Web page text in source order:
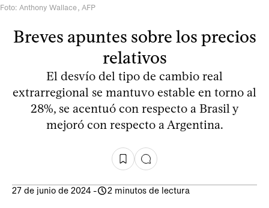
Foto: Anthony Wallace, AFP
Breves apuntes sobre los precios
relativos
El desvío del tipo de cambio real
extrarregional se mantuvo estable en torno al
28%, se acentuó con respecto a Brasil y
mejoró con respecto a Argentina.
27 de junio de 2024 - 2 minutos de lectura